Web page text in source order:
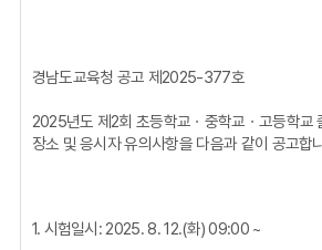
경남도교육청 공고 제2025-377호
2025년도 제2회 초등학교ㆍ중학교ㆍ고등학교
장소 및 응시자 유의사항을 다음과 같이 공고합
1. 시험일시: 2025. 8. 12.(화) 09:00 ~